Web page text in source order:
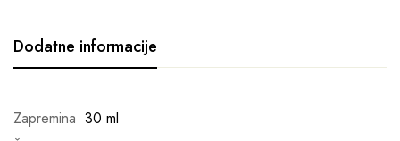
Dodatne informacije
Zapremina 30 ml